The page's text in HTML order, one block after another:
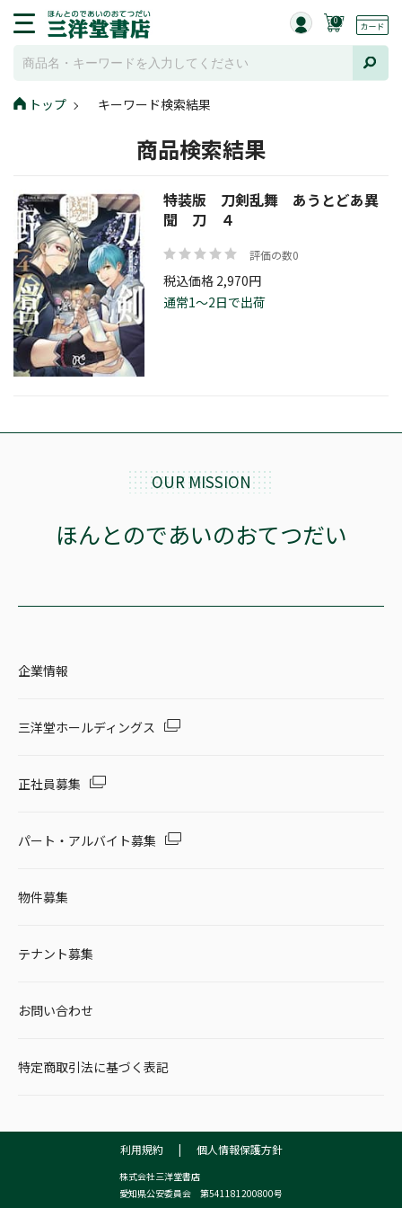
0
トップ キーワード検索結果
商品検索結果
特装版 刀剣乱舞 あうとどあ異
聞 刀 ４
評価の数0
税込価格 2,970円
通常1～2日で出荷
OUR MISSION
ほんとのであいのおてつだい
企業情報
三洋堂ホールディングス
正社員募集
パート・アルバイト募集
物件募集
テナント募集
お問い合わせ
特定商取引法に基づく表記
利用規約 | 個人情報保護方針
株式会社三洋堂書店
愛知県公安委員会 第541181200800号